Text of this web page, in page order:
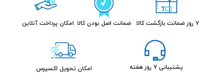
۷ روز ضمانت بازگشت کالا ضمانت اصل بودن کالا امکان پرداخت آنلاین
پشتیبانی ۷ روز هفته امکان تحویل اکسپرس